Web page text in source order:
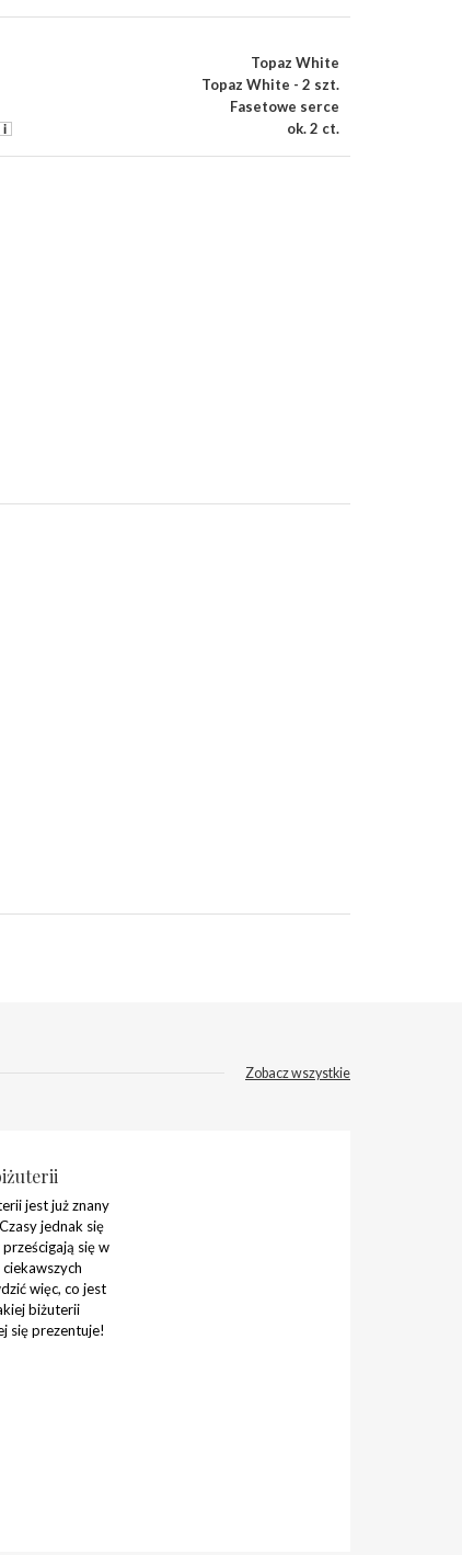
Topaz White
Topaz White - 2 szt.
Fasetowe serce
ok. 2 ct.
Zobacz wszystkie
jest już znany
jednak się
się w
więc, co jest
biżuterii
się prezentuje!